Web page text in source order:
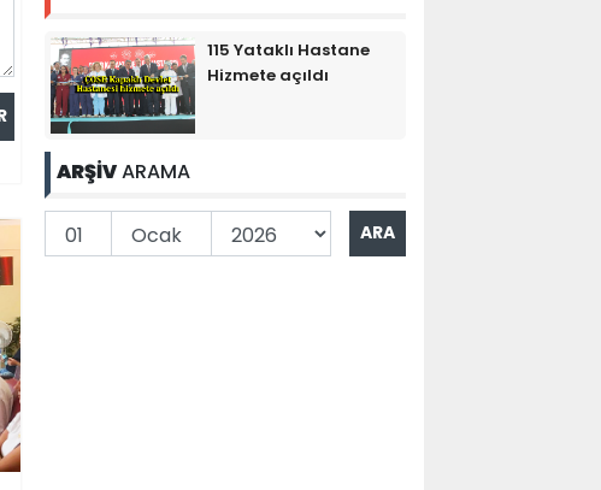
115 Yataklı Hastane
Hizmete açıldı
ARŞİVARAMA